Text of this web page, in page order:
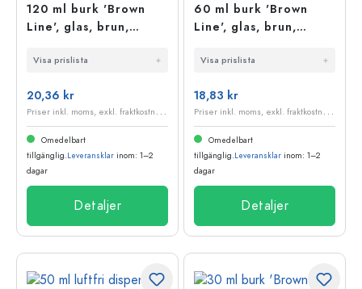
120 ml burk 'Brown
Line', glas, brun,
Visa prislista
20,36 kr
P
riser inkl. moms, exkl. fraktkostnader
Omedelbart
tillgänglig.Leveransklar inom: 1–2
dagar
Detaljer
60 ml burk 'Brown
Line', glas, brun,
Visa prislista
18,83 kr
P
riser inkl. moms, exkl. fraktkostnader
Omedelbart
tillgänglig.Leveransklar inom: 1–2
dagar
Detaljer